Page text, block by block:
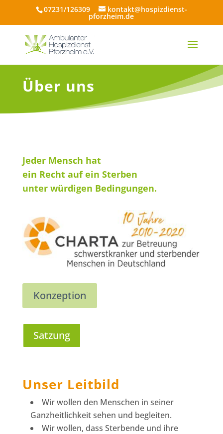
07231/126309 kontakt@hospizdienst-
pforzheim.de
Über uns
Jeder Mensch hat
ein Recht auf ein Sterben
unter würdigen Bedingungen.
Konzeption
Satzung
Unser Leitbild
Wir wollen den Menschen in seiner
Ganzheitlichkeit sehen und begleiten.
Wir wollen, dass Sterbende und ihre